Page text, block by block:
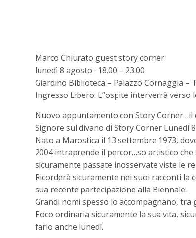
Marco Chiurato guest story corner
lunedì 8 agosto · 18.00 – 23.00
Giardino Biblioteca – Palazzo Cornaggia –
Ingresso Libero. L”ospite interverrà verso
Nuovo appuntamento con Story
Signore sul divano di Story Corner Lunedì
Nato a Marostica il 13 settembre 1973,
2004 intraprende il percor…so artistico
sicuramente passate inosservate viste le
Ricorderà sicuramente nei suoi racconti la
sua recente partecipazione alla Biennale.
Grandi nomi spesso lo accompagnano,
Poco ordinaria sicuramente la sua vita,
farlo anche lunedì.